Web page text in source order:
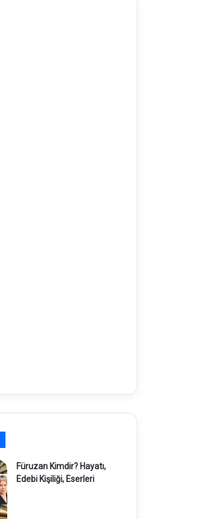
Füruzan Kimdir? Hayatı,
Edebi Kişiliği, Eserleri